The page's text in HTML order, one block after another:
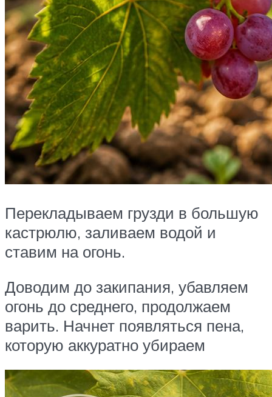
Перекладываем грузди в большую
кастрюлю, заливаем водой и
ставим на огонь.
Доводим до закипания, убавляем
огонь до среднего, продолжаем
варить. Начнет появляться пена,
которую аккуратно убираем